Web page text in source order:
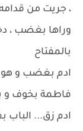
، جريت من
وراها بغضب ،
بالمفتاح
ادم بغضب و هو
فاطمة بخوف و
ادم زق...